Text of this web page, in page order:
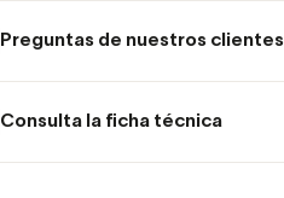
Preguntas de nuestros clientes
Consulta la ficha técnica